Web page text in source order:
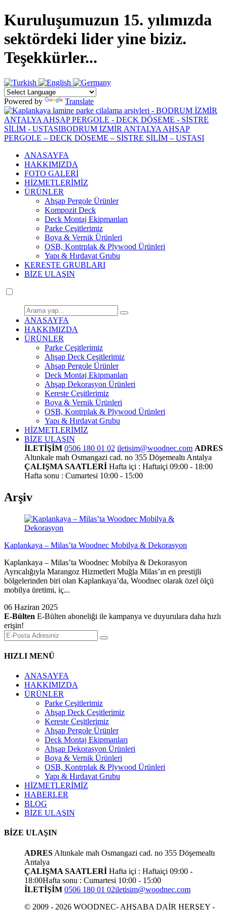
Kuruluşumuzun 15. yılımızda
sektördeki lider yine biziz.
Teşekkürler...
Powered by Translate
ANASAYFA
HAKKIMIZDA
FOTO GALERİ
HİZMETLERİMİZ
ÜRÜNLER
Ahşap Pergole Ürünler
Kompozit Deck
Deck Montaj Ekipmanları
Parke Çeşitlerimiz
Boya & Vernik Ürünleri
OSB, Kontrplak & Plywood Ürünleri
Yapı & Hırdavat Grubu
KERESTE GRUBLARI
BİZE ULAŞIN
ANASAYFA
HAKKIMIZDA
ÜRÜNLER
Parke Çeşitlerimiz
Ahşap Deck Çeşitlerimiz
Ahşap Pergole Ürünler
Deck Montaj Ekipmanları
Ahşap Dekorasyon Ürünleri
Kereste Çeşitlerimiz
Boya & Vernik Ürünleri
OSB, Kontrplak & Plywood Ürünleri
Yapı & Hırdavat Grubu
HİZMETLERİMİZ
BİZE ULAŞIN
İLETİŞİM 0506 180 01 02 iletisim@woodnec.com ADRES
Altınkale mah Osmangazi cad. no 355 Döşemealtı Antalya
ÇALIŞMA SAATLERİ Hafta içi : Haftaiçi 09:00 - 18:00
Hafta sonu : Cumartesi 10:00 - 15:00
Arşiv
Kaplankaya – Milas’ta Woodnec Mobilya & Dekorasyon
Kaplankaya – Milas’ta Woodnec Mobilya & Dekorasyon
Ayrıcalığıyla Marangoz Hizmetleri Muğla Milas’ın en prestijli
bölgelerinden biri olan Kaplankaya’da, Woodnec olarak özel ölçü
mobilya üretimi, iç...
06 Haziran 2025
E-Bülten E-Bülten aboneliği ile kampanya ve duyurulara daha hızlı
erişin!
HIZLI MENÜ
ANASAYFA
HAKKIMIZDA
ÜRÜNLER
Parke Çeşitlerimiz
Ahşap Deck Çeşitlerimiz
Kereste Çeşitlerimiz
Ahşap Pergole Ürünler
Deck Montaj Ekipmanları
Ahşap Dekorasyon Ürünleri
Boya & Vernik Ürünleri
OSB, Kontrplak & Plywood Ürünleri
Yapı & Hırdavat Grubu
HİZMETLERİMİZ
HABERLER
BLOG
BİZE ULAŞIN
BİZE ULAŞIN
ADRES Altınkale mah Osmangazi cad. no 355 Döşemealtı
Antalya
ÇALIŞMA SAATLERİ Hafta içi : Haftaiçi 09:00 -
18:00Hafta sonu : Cumartesi 10:00 - 15:00
İLETİŞİM 0506 180 01 02iletisim@woodnec.com
© 2009 - 2026 WOODNEC- AHŞABA DAİR HERŞEY -